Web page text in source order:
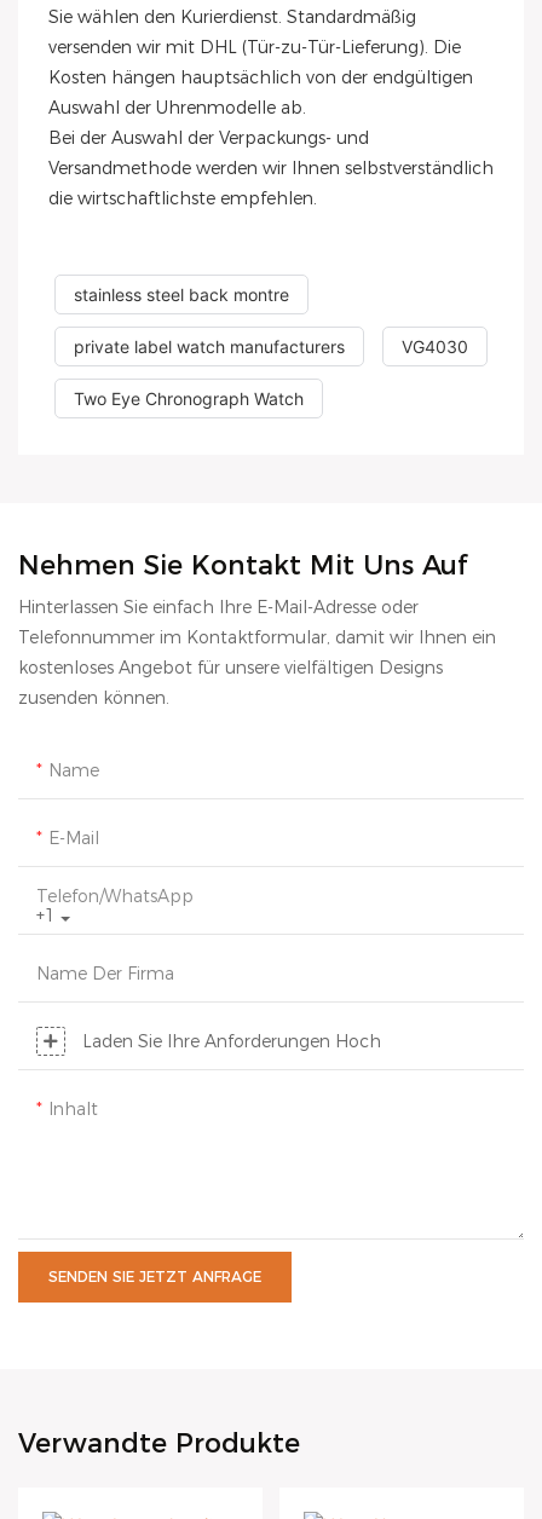
Sie wählen den Kurierdienst. Standardmäßig
versenden wir mit DHL (Tür-zu-Tür-Lieferung). Die
Kosten hängen hauptsächlich von der endgültigen
Auswahl der Uhrenmodelle ab.
Bei der Auswahl der Verpackungs- und
Versandmethode werden wir Ihnen selbstverständlich
die wirtschaftlichste empfehlen.
stainless steel back montre
private label watch manufacturers VG4030
Two Eye Chronograph Watch
Nehmen Sie Kontakt Mit Uns Auf
Hinterlassen Sie einfach Ihre E-Mail-Adresse oder
Telefonnummer im Kontaktformular, damit wir Ihnen ein
kostenloses Angebot für unsere vielfältigen Designs
zusenden können.
Name
E-Mail
+1
Telefon/WhatsApp
Name Der Firma
Laden Sie Ihre Anforderungen Hoch
Inhalt
SENDEN SIE JETZT ANFRAGE
Verwandte Produkte